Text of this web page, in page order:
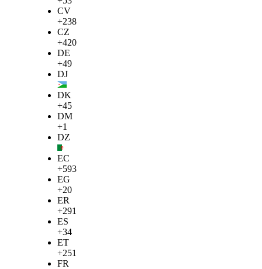
CV
+238
CZ
+420
DE
+49
DJ
DK
+45
DM
+1
DZ
EC
+593
EG
+20
ER
+291
ES
+34
ET
+251
FR